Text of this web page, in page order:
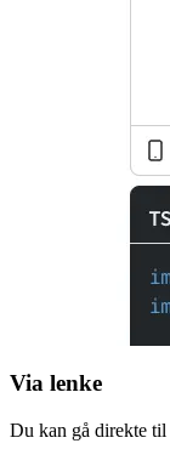
Via lenke
Du kan gå direkte til